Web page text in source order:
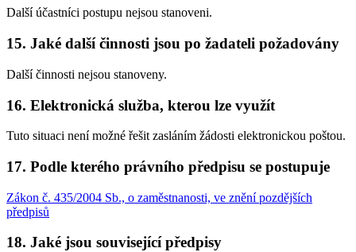
Další účastníci postupu nejsou stanoveni.
15. Jaké další činnosti jsou po žadateli požadovány
Další činnosti nejsou stanoveny.
16. Elektronická služba, kterou lze využít
Tuto situaci není možné řešit zasláním žádosti elektronickou poštou.
17. Podle kterého právního předpisu se postupuje
Zákon č. 435/2004 Sb., o zaměstnanosti, ve znění pozdějších
předpisů
18. Jaké jsou související předpisy